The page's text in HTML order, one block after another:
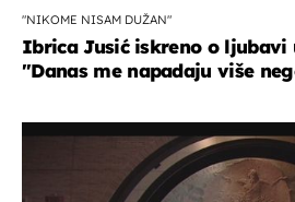
"NIKOME NISAM DUŽAN"
Ibrica Jusić iskreno o ljubavi
"Danas me napadaju više